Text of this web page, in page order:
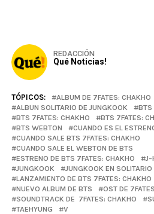
REDACCIÓN
Qué Noticias!
TÓPICOS:
ALBUM DE 7FATES: CHAKHO
ALBUN SOLITARIO DE JUNGKOOK
BTS 7FATES: CHAKHO
BTS 7FATES:
BTS WEBTON
CUANDO ES EL
CUANDO SALE BTS 7FATES: CHAKHO
CUANDO SALE EL WEBTON DE BTS
ESTRENO DE BTS 7FATES: CHAKHO
J-
JUNGKOOK
JUNGKOOK EN SOLITARIO
LANZAMIENTO DE BTS 7FATES: CHAKHO
NUEVO ALBUM DE BTS
OST DE
SOUNDTRACK DE 7FATES: CHAKHO
TAEHYUNG
V